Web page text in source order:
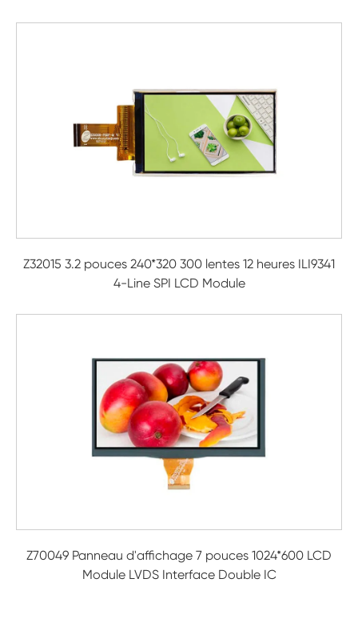
Z32015 3.2 pouces 240*320 300 lentes 12 heures ILI9341
4-Line SPI LCD Module
Z70049 Panneau d'affichage 7 pouces 1024*600 LCD
Module LVDS Interface Double IC